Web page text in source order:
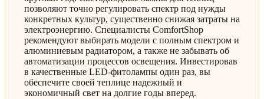
позволяют точно регулировать спектр под нужды
конкретных культур, существенно снижая затраты на
электроэнергию. Специалисты ComfortShop
рекомендуют выбирать модели с полным спектром и
алюминиевым радиатором, а также не забывать об
автоматизации процессов освещения. Инвестировав
в качественные LED-фитолампы один раз, вы
обеспечите своей теплице надежный и
экономичный свет на долгие годы вперед.